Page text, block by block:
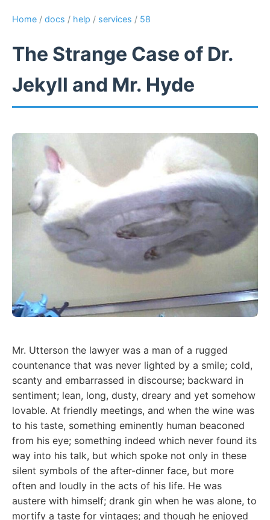
Home / docs / help / services / 58
The Strange Case of Dr.
Jekyll and Mr. Hyde
Mr. Utterson the lawyer was a man of a rugged
countenance that was never lighted by a smile; cold,
scanty and embarrassed in discourse; backward in
sentiment; lean, long, dusty, dreary and yet somehow
lovable. At friendly meetings, and when the wine was
to his taste, something eminently human beaconed
from his eye; something indeed which never found its
way into his talk, but which spoke not only in these
silent symbols of the after-dinner face, but more
often and loudly in the acts of his life. He was
austere with himself; drank gin when he was alone, to
mortify a taste for vintages; and though he enjoyed